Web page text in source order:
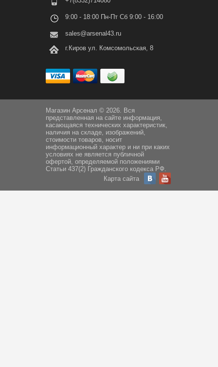
9:00 - 18:00 Пн-Пт Сб 9:00 - 16:00
sales@arsenal43.ru
г.Киров ул. Комсомольская, 8
Магазин Арсенал © 2026. Вся
представленная на сайте информация,
касающаяся технических характеристик,
наличия на складе, изображений,
стоимости товаров, носит
информационный характер и ни при каких
условиях не является публичной
офертой, определяемой положениями
Статьи 437(2) Гражданского кодекса РФ.
Карта сайта